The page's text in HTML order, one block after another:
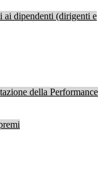
ai dipendenti (dirigenti e
della Performance